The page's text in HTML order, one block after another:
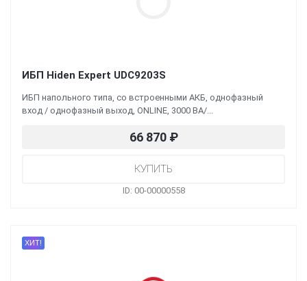
ИБП Hiden Expert UDC9203S
ИБП напольного типа, со встроенными АКБ, однофазный
вход / однофазный выход, ONLINE, 3000 ВА/...
66 870 ₽
ID: 00-00000558
ХИТ!